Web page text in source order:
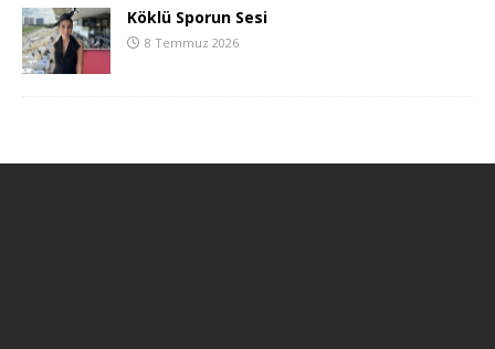
Köklü Sporun Sesi
8 Temmuz 2026